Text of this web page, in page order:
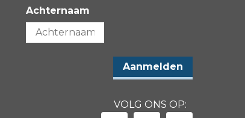
Achternaam
VOLG ONS OP: